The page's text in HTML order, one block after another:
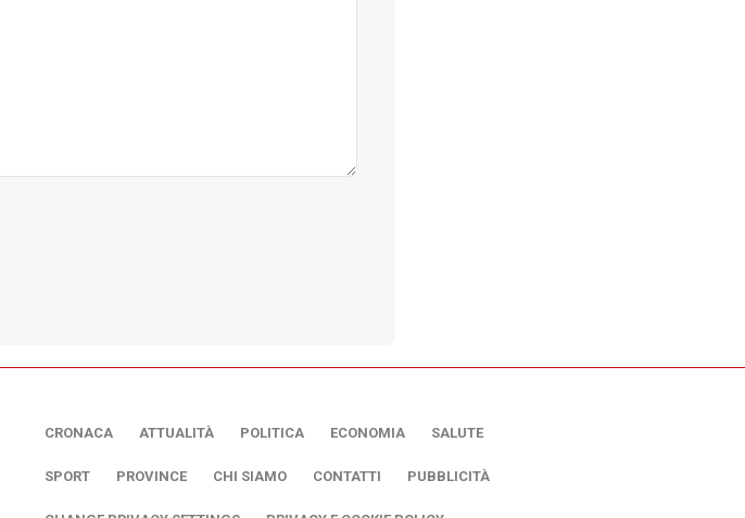
CRONACA ATTUALITÀ POLITICA ECONOMIA SALUTE
SPORT PROVINCE CHI SIAMO CONTATTI PUBBLICITÀ